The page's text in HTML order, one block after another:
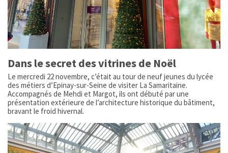
Dans le secret des vitrines de Noël
Le mercredi 22 novembre, c’était au tour de neuf jeunes du lycée
des métiers d’Epinay-sur-Seine de visiter La Samaritaine.
Accompagnés de Mehdi et Margot, ils ont débuté par une
présentation extérieure de l’architecture historique du bâtiment,
bravant le froid hivernal.